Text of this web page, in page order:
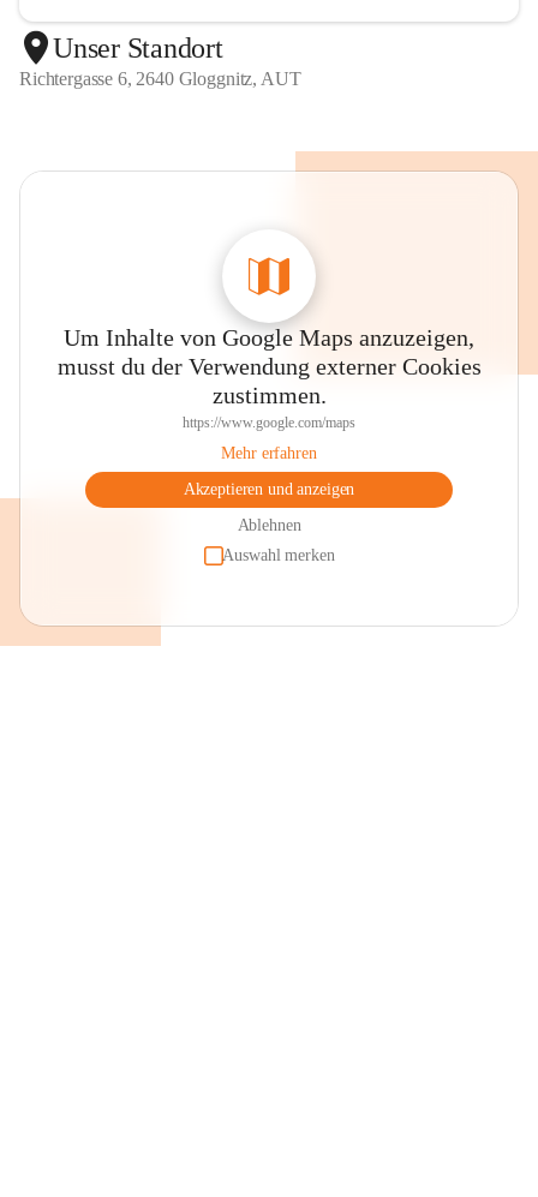
+1
Unser Standort
Richtergasse 6, 2640 Gloggnitz, AUT
Um Inhalte von Google Maps anzuzeigen,
musst du der Verwendung externer Cookies
zustimmen.
https://www.google.com/maps
Mehr erfahren
Akzeptieren und anzeigen
Ablehnen
Auswahl merken